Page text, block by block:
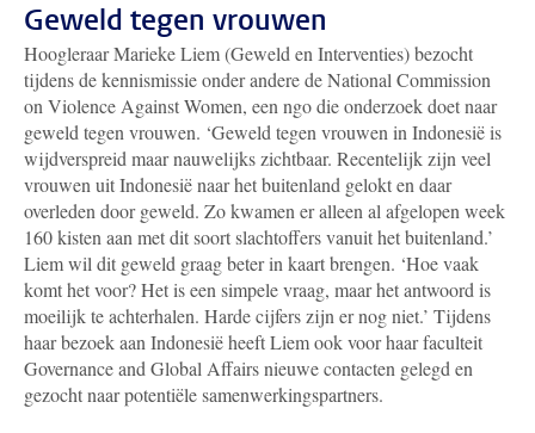
Geweld tegen vrouwen
Hoogleraar Marieke Liem (Geweld en Interventies) bezocht
tijdens de kennismissie onder andere de National Commission
on Violence Against Women, een ngo die onderzoek doet naar
geweld tegen vrouwen. ‘Geweld tegen vrouwen in Indonesië is
wijdverspreid maar nauwelijks zichtbaar. Recentelijk zijn veel
vrouwen uit Indonesië naar het buitenland gelokt en daar
overleden door geweld. Zo kwamen er alleen al afgelopen week
160 kisten aan met dit soort slachtoffers vanuit het buitenland.’
Liem wil dit geweld graag beter in kaart brengen. ‘Hoe vaak
komt het voor? Het is een simpele vraag, maar het antwoord is
moeilijk te achterhalen. Harde cijfers zijn er nog niet.’ Tijdens
haar bezoek aan Indonesië heeft Liem ook voor haar faculteit
Governance and Global Affairs nieuwe contacten gelegd en
gezocht naar potentiële samenwerkingspartners.